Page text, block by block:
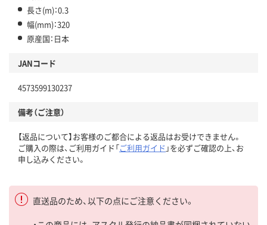
長さ(m)：0.3
幅(mm)：320
原産国：日本
JANコード
4573599130237
備考（ご注意）
【返品について】お客様のご都合による返品はお受けできません。
ご購入の際は、ご利用ガイド「ご利用ガイド 」を必ずご確認の上、お
申し込みください。
直送品のため、以下の点にご注意ください。